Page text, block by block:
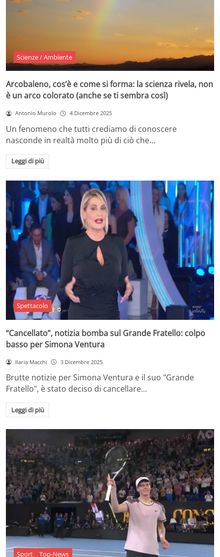
Scienze / Ambiente
Arcobaleno, cos’è e come si forma: la scienza rivela, non
è un arco colorato (anche se ti sembra così)
Antonio Murolo 4 Dicembre 2025
Un fenomeno che tutti crediamo di conoscere
nasconde in realtà molto più di ciò che…
Leggi di più
Spettacolo
“Cancellato”, notizia bomba sul Grande Fratello: colpo
basso per Simona Ventura
Ilaria Macchi 3 Dicembre 2025
Brutte notizie per Simona Ventura e il suo "Grande
Fratello", è stato deciso di cancellare…
Leggi di più
Sport Top-News